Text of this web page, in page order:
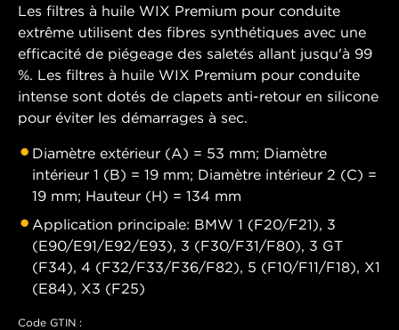
Les filtres à huile WIX Premium pour conduite
extrême utilisent des fibres synthétiques avec une
efficacité de piégeage des saletés allant jusqu'à 99
%. Les filtres à huile WIX Premium pour conduite
intense sont dotés de clapets anti-retour en silicone
pour éviter les démarrages à sec.
Diamètre extérieur (A) = 53 mm; Diamètre
intérieur 1 (B) = 19 mm; Diamètre intérieur 2 (C) =
19 mm; Hauteur (H) = 134 mm
Application principale: BMW 1 (F20/F21), 3
(E90/E91/E92/E93), 3 (F30/F31/F80), 3 GT
(F34), 4 (F32/F33/F36/F82), 5 (F10/F11/F18), X1
(E84), X3 (F25)
Code GTIN :